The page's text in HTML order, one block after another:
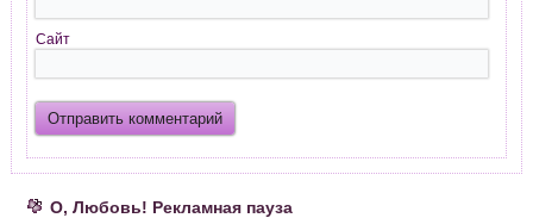
Сайт
О, Любовь! Рекламная пауза